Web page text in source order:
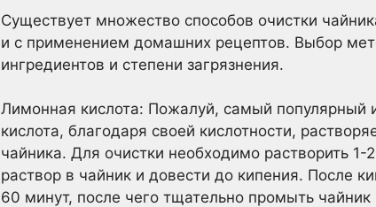
Существует множество способов очистки
и с применением домашних рецептов. Выбор
ингредиентов и степени загрязнения.
Лимонная кислота: Пожалуй, самый популярный
кислота, благодаря своей кислотности,
чайника. Для очистки необходимо растворить
раствор в чайник и довести до кипения. После
60 минут, после чего тщательно промыть